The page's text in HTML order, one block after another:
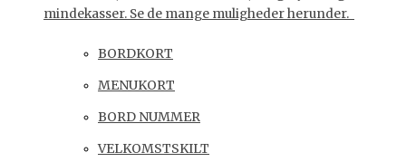
mindekasser. Se de mange muligheder herunder.
BORDKORT
MENUKORT
BORD NUMMER
VELKOMSTSKILT